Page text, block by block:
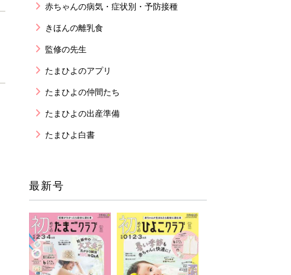
赤ちゃんの病気・症状別・予防接種
きほんの離乳食
監修の先生
たまひよのアプリ
たまひよの仲間たち
たまひよの出産準備
たまひよ白書
最新号